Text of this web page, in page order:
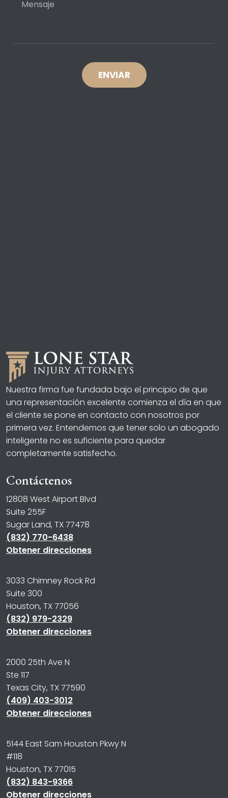
Nuestra firma fue fundada bajo el principio de que
una representación excelente comienza el día en que
el cliente se pone en contacto con nosotros por
primera vez. Entendemos que tener solo un abogado
inteligente no es suficiente para quedar
completamente satisfecho.
Contáctenos
12808 West Airport Blvd
Suite 255F
Sugar Land, TX 77478
(832) 770-6438
Obtener direcciones
3033 Chimney Rock Rd
Suite 300
Houston, TX 77056
(832) 979-2329
Obtener direcciones
2000 25th Ave N
Ste 117
Texas City, TX 77590
(409) 403-3012
Obtener direcciones
5144 East Sam Houston Pkwy N
#118
Houston, TX 77015
(832) 843-9366
Obtener direcciones